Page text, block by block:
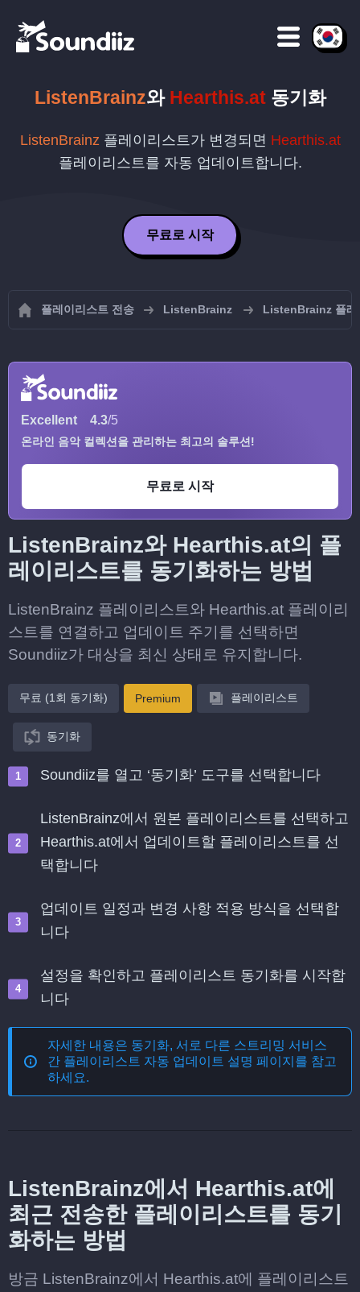
ListenBrainz와 Hearthis.at동기화
ListenBrainz 플레이리스트가 변경되면 Hearthis.at
플레이리스트를 자동 업데이트합니다.
무료로 시작
플레이리스트 전송 ListenBrainz ListenBrainz 플레
Excellent 4.3/5
온라인 음악 컬렉션을 관리하는 최고의 솔루션!
무료로 시작
ListenBrainz와 Hearthis.at의 플
레이리스트를 동기화하는 방법
ListenBrainz 플레이리스트와 Hearthis.at 플레이리
스트를 연결하고 업데이트 주기를 선택하면
Soundiiz가 대상을 최신 상태로 유지합니다.
무료 (1회 동기화) Premium 플레이리스트
동기화
Soundiiz를 열고 ‘동기화’ 도구를 선택합니다
ListenBrainz에서 원본 플레이리스트를 선택하고
Hearthis.at에서 업데이트할 플레이리스트를 선
택합니다
업데이트 일정과 변경 사항 적용 방식을 선택합
니다
설정을 확인하고 플레이리스트 동기화를 시작합
니다
자세한 내용은 동기화, 서로 다른 스트리밍 서비스
간 플레이리스트 자동 업데이트 설명 페이지를 참고
하세요.
ListenBrainz에서 Hearthis.at에
최근 전송한 플레이리스트를 동기
화하는 방법
방금 ListenBrainz에서 Hearthis.at에 플레이리스트